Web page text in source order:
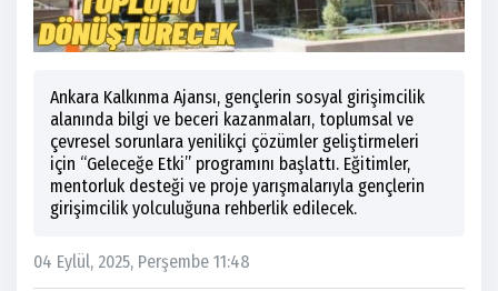
Ankara Kalkınma Ajansı, gençlerin sosyal girişimcilik
alanında bilgi ve beceri kazanmaları, toplumsal ve
çevresel sorunlara yenilikçi çözümler geliştirmeleri
için “Geleceğe Etki” programını başlattı. Eğitimler,
mentorluk desteği ve proje yarışmalarıyla gençlerin
girişimcilik yolculuğuna rehberlik edilecek.
04 Eylül, 2025, Perşembe 11:48